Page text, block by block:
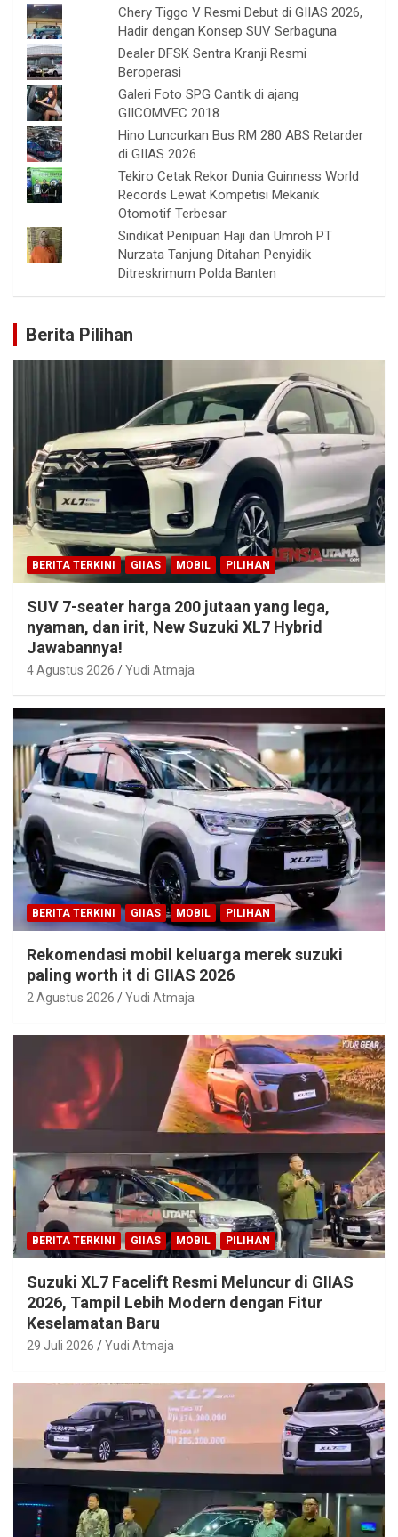
Chery Tiggo V Resmi Debut di GIIAS 2026,
Hadir dengan Konsep SUV Serbaguna
Dealer DFSK Sentra Kranji Resmi
Beroperasi
Galeri Foto SPG Cantik di ajang
GIICOMVEC 2018
Hino Luncurkan Bus RM 280 ABS Retarder
di GIIAS 2026
Tekiro Cetak Rekor Dunia Guinness World
Records Lewat Kompetisi Mekanik
Otomotif Terbesar
Sindikat Penipuan Haji dan Umroh PT
Nurzata Tanjung Ditahan Penyidik
Ditreskrimum Polda Banten
Berita Pilihan
BERITA TERKINI GIIAS MOBIL PILIHAN
SUV 7-seater harga 200 jutaan yang lega,
nyaman, dan irit, New Suzuki XL7 Hybrid
Jawabannya!
4 Agustus 2026 Yudi Atmaja
BERITA TERKINI GIIAS MOBIL PILIHAN
Rekomendasi mobil keluarga merek suzuki
paling worth it di GIIAS 2026
2 Agustus 2026 Yudi Atmaja
BERITA TERKINI GIIAS MOBIL PILIHAN
Suzuki XL7 Facelift Resmi Meluncur di GIIAS
2026, Tampil Lebih Modern dengan Fitur
Keselamatan Baru
29 Juli 2026 Yudi Atmaja